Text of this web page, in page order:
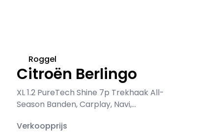
Citroën Berlingo
XL 1.2 PureTech Shine 7p Trekhaak All-
Season Banden, Carplay, Navi,
Roggel
Verkoopprijs